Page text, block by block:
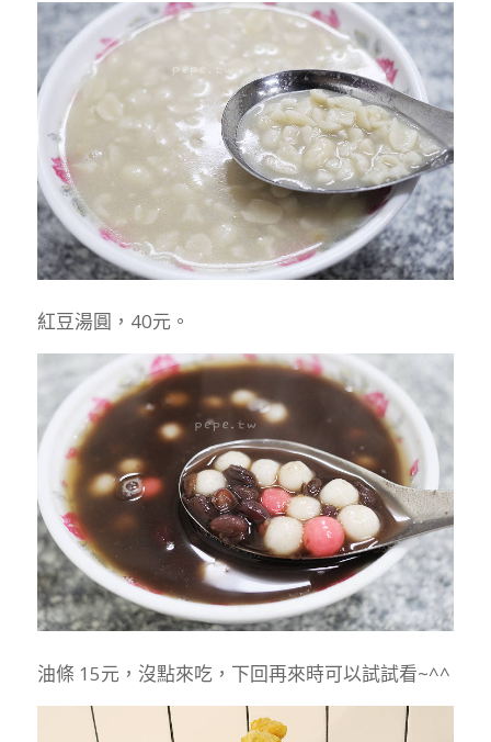
紅豆湯圓，40元。
油條 15元，沒點來吃，下回再來時可以試試看~^^